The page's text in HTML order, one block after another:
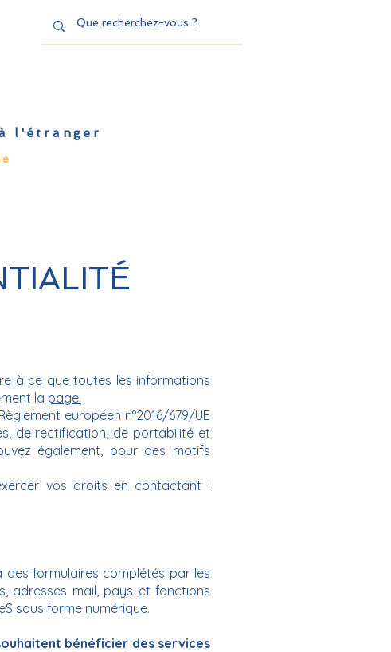
l'étranger
à ce que toutes les informations
la page.
européen n°2016/679/UE
de rectification, de portabilité et
également, pour des motifs
vos droits en contactant :
formulaires complétés par les
adresses mail, pays et fonctions
sous forme numérique.
bénéficier des services